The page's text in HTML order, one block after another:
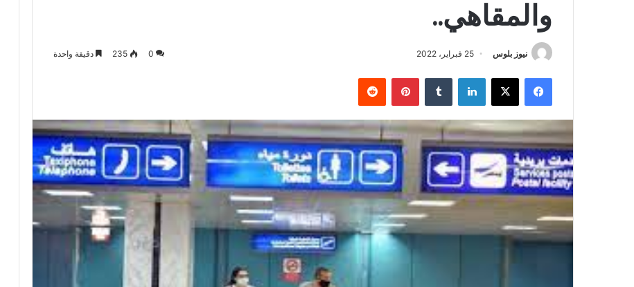
والمقاهي..
نيوز بلوس 25 فبراير، 2022 0
235 دقيقة واحدة
فيسبوك X لينكدإن بينتيريست